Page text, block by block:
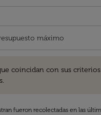
coincidan con sus
fueron recolectadas en las